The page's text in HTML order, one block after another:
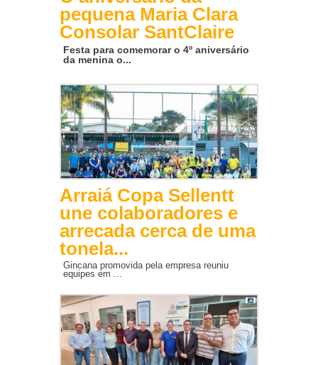
pequena Maria Clara
Consolar SantClaire
Festa para comemorar o 4º aniversário
da menina o...
Arraiá Copa Sellentt
une colaboradores e
arrecada cerca de uma
tonela...
Gincana promovida pela empresa reuniu
equipes em ...